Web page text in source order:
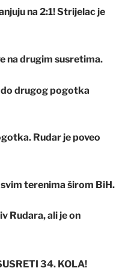
na 2:1! Strijelac je
na drugim susretima.
do drugog pogotka
Rudar je poveo
svim terenima širom BiH.
Rudara, ali je on
34. KOLA!